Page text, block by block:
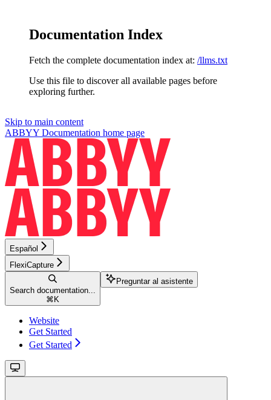
Documentation Index
Fetch the complete documentation index at: /llms.txt
Use this file to discover all available pages before
exploring further.
Skip to main content
ABBYY Documentation home page
Español
FlexiCapture
Search documentation...
⌘ K
Preguntar al asistente
Website
Get Started
Get Started